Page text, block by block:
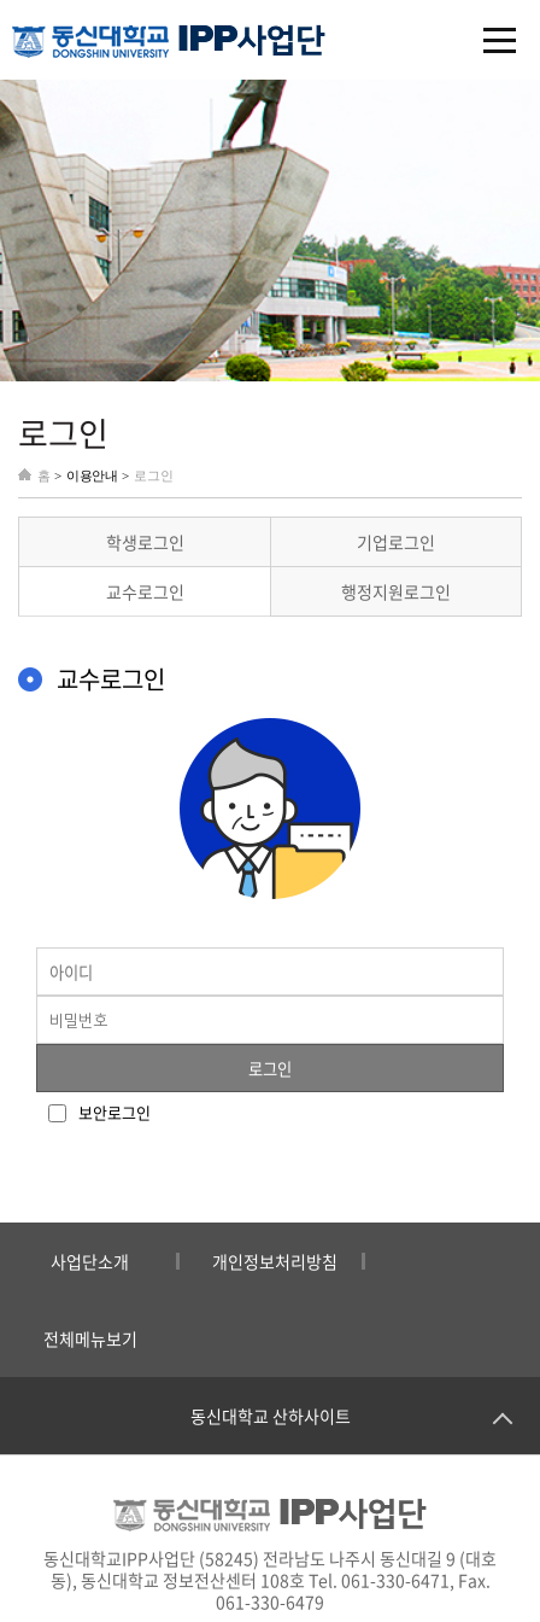
로그인
홈 > 이용안내 > 로그인
학생로그인 기업로그인
교수로그인 행정지원로그인
교수로그인
보안로그인
사업단소개 개인정보처리방침
전체메뉴보기
동신대학교 산하사이트
동신대학교IPP사업단 (58245) 전라남도 나주시 동신대길 9 (대호
동), 동신대학교 정보전산센터 108호 Tel. 061-330-6471, Fax.
061-330-6479